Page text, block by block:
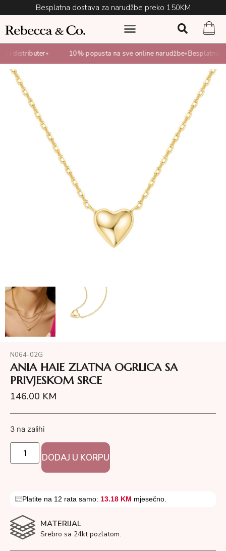
Besplatna dostava za narudžbe preko 150KM
i distributer• 10% popusta na sve online narudžbe•Besplatna
N064-02G
ANIA HAIE ZLATNA OGRLICA SA
PRIVJESKOM SRCE
146.00 KM
3 na zalihi
DODAJ U KORPU
Platite na 12 rata samo: 13.18 KM mjesečno.
MATERIJAL
Srebro sa 24kt pozlatom.